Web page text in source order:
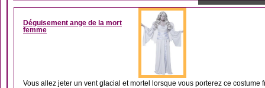
Déguisement ange de la mort
femme
Vous allez jeter un vent glacial et mortel lorsque vous porterez ce costume